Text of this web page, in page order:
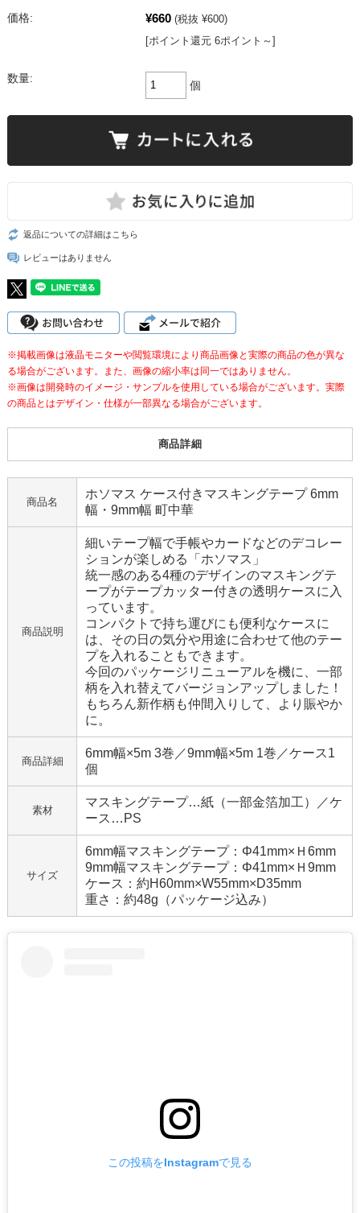
価格: ¥660 (税抜 ¥600)
[ポイント還元 6ポイント～]
数量:
個
返品についての詳細はこちら
レビューはありません
※掲載画像は液晶モニターや閲覧環境により商品画像と実際の商品の色が異な
る場合がございます。また、画像の縮小率は同一ではありません。
※画像は開発時のイメージ・サンプルを使用している場合がございます。実際
の商品とはデザイン・仕様が一部異なる場合がございます。
商品詳細
商品名
ホソマス ケース付きマスキングテープ 6mm
幅・9mm幅 町中華
商品説明
細いテープ幅で手帳やカードなどのデコレー
ションが楽しめる「ホソマス」
統一感のある4種のデザインのマスキングテ
ープがテープカッター付きの透明ケースに入
っています。
コンパクトで持ち運びにも便利なケースに
は、その日の気分や用途に合わせて他のテー
プを入れることもできます。
今回のパッケージリニューアルを機に、一部
柄を入れ替えてバージョンアップしました！
もちろん新作柄も仲間入りして、より賑やか
に。
商品詳細
6mm幅×5m 3巻／9mm幅×5m 1巻／ケース1
個
素材
マスキングテープ…紙（一部金箔加工）／ケ
ース…PS
サイズ
6mm幅マスキングテープ：Φ41mm×Ｈ6mm
9mm幅マスキングテープ：Φ41mm×Ｈ9mm
ケース：約H60mm×W55mm×D35mm
重さ：約48g（パッケージ込み）
この投稿をInstagramで見る